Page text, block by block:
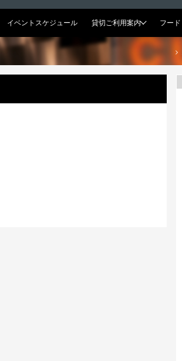
イベントスケジュール 貸切ご利用案内 フード